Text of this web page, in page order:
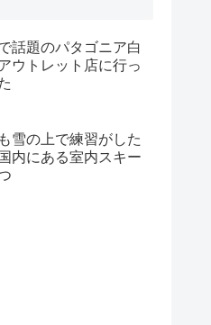
話題のパタゴニア白
ウトレット店に行っ
雪の上で練習がした
内にある室内スキー